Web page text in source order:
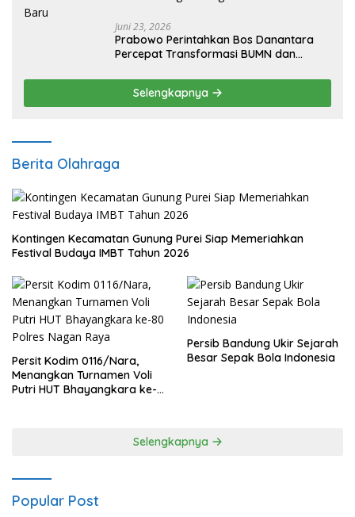
Juni 23, 2026
Prabowo Perintahkan Bos Danantara
Percepat Transformasi BUMN dan
Selengkapnya
Berita Olahraga
Kontingen Kecamatan Gunung Purei Siap Memeriahkan
Festival Budaya IMBT Tahun 2026
Persit Kodim 0116/Nara,
Menangkan Turnamen Voli
Putri HUT Bhayangkara ke-
Persib Bandung Ukir Sejarah
Besar Sepak Bola Indonesia
Selengkapnya
Popular Post